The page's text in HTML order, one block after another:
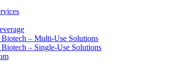
– Multi-Use Solutions
– Single-Use Solutions